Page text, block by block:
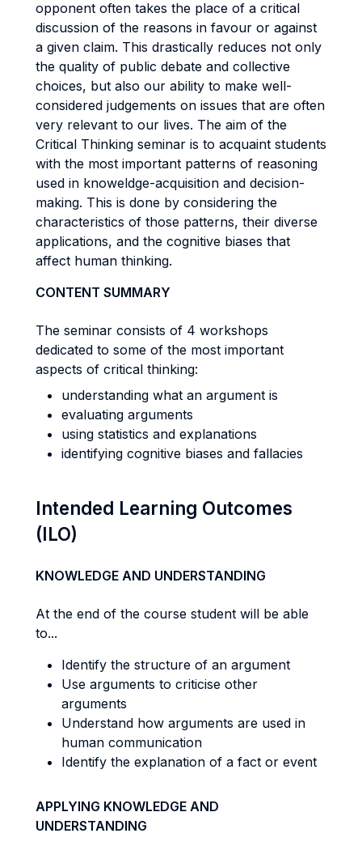
opponent often takes the place of a critical
discussion of the reasons in favour or against
a given claim. This drastically reduces not only
the quality of public debate and collective
choices, but also our ability to make well-
considered judgements on issues that are often
very relevant to our lives. The aim of the
Critical Thinking seminar is to acquaint students
with the most important patterns of reasoning
used in knoweldge-acquisition and decision-
making. This is done by considering the
characteristics of those patterns, their diverse
applications, and the cognitive biases that
affect human thinking.
CONTENT SUMMARY
The seminar consists of 4 workshops
dedicated to some of the most important
aspects of critical thinking:
understanding what an argument is
evaluating arguments
using statistics and explanations
identifying cognitive biases and fallacies
Intended Learning Outcomes
(ILO)
KNOWLEDGE AND UNDERSTANDING
At the end of the course student will be able
to...
Identify the structure of an argument
Use arguments to criticise other
arguments
Understand how arguments are used in
human communication
Identify the explanation of a fact or event
APPLYING KNOWLEDGE AND
UNDERSTANDING